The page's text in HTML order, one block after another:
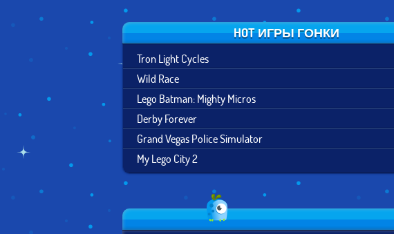
HOT ИГРЫ ГОНКИ
Tron Light Cycles
Wild Race
Lego Batman: Mighty Micros
Derby Forever
Grand Vegas Police Simulator
My Lego City 2